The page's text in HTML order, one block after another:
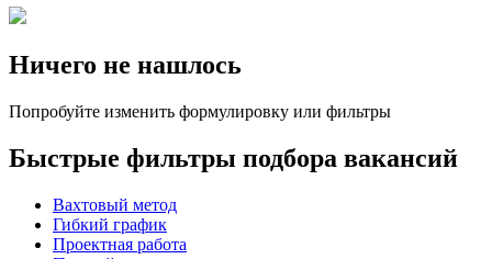
Ничего не нашлось
Попробуйте изменить формулировку или фильтры
Быстрые фильтры подбора вакансий
Вахтовый метод
Гибкий график
Проектная работа